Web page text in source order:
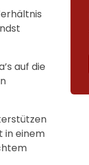
auf die
in einem